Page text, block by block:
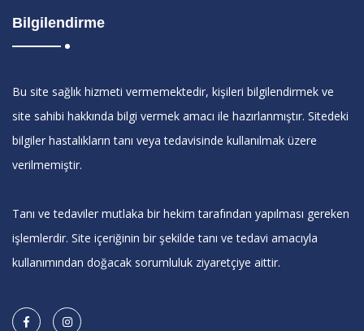
Bilgilendirme
Bu site sağlık hizmeti vermemektedir, kişileri bilgilendirmek ve
site sahibi hakkında bilgi vermek amacı ile hazırlanmıştır. Sitedeki
bilgiler hastalıkların tanı veya tedavisinde kullanılmak üzere
verilmemiştir.
Tanı ve tedaviler mutlaka bir hekim tarafından yapılması gereken
işlemlerdir. Site içeriğinin bir şekilde tanı ve tedavi amacıyla
kullanımından doğacak sorumluluk ziyaretçiye aittir.